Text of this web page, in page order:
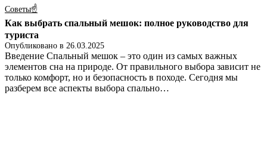
Советы☝
Как выбрать спальный мешок: полное руководство для
туриста
Опубликовано в 26.03.2025
Введение Спальный мешок – это один из самых важных
элементов сна на природе. От правильного выбора зависит не
только комфорт, но и безопасность в походе. Сегодня мы
разберем все аспекты выбора спально…